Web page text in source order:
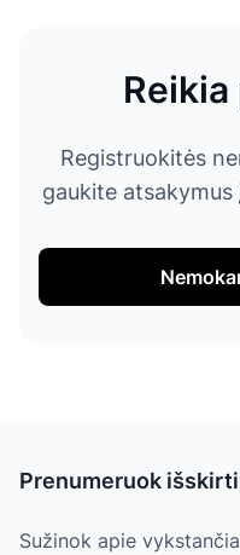
Registruokitės
gaukite atsakymus
Prenumeruok
Sužinok apie